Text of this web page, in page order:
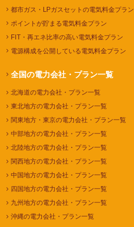
都市ガス・LPガスセットの電気料金プラン
ポイントが貯まる電気料金プラン
FIT・再エネ比率の高い電気料金プラン
電源構成を公開している電気料金プラン
全国の電力会社・プラン一覧
北海道の電力会社・プラン一覧
東北地方の電力会社・プラン一覧
関東地方・東京の電力会社・プラン一覧
中部地方の電力会社・プラン一覧
北陸地方の電力会社・プラン一覧
関西地方の電力会社・プラン一覧
中国地方の電力会社・プラン一覧
四国地方の電力会社・プラン一覧
九州地方の電力会社・プラン一覧
沖縄の電力会社・プラン一覧